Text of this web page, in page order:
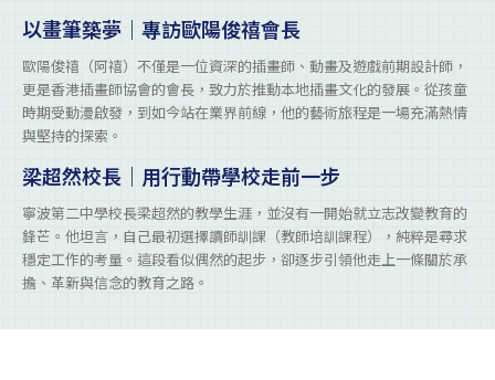
以畫筆築夢｜專訪歐陽俊禧會長
歐陽俊禧（阿禧）不僅是一位資深的插畫師、動畫及遊戲前期設計師，
更是香港插畫師協會的會長，致力於推動本地插畫文化的發展。從孩童
時期受動漫啟發，到如今站在業界前線，他的藝術旅程是一場充滿熱情
與堅持的探索。
梁超然校長｜用行動帶學校走前一步
寧波第二中學校長梁超然的教學生涯，並沒有一開始就立志改變教育的
鋒芒。他坦言，自己最初選擇讀師訓課（教師培訓課程），純粹是尋求
穩定工作的考量。這段看似偶然的起步，卻逐步引領他走上一條關於承
擔、革新與信念的教育之路。